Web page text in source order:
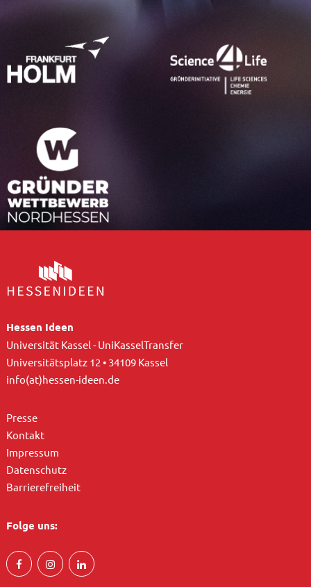
Hessen Ideen
Universität Kassel - UniKasselTransfer
Universitätsplatz 12 • 34109 Kassel
info(at)hessen-ideen.de
Presse
Kontakt
Impressum
Datenschutz
Barrierefreiheit
Folge uns: